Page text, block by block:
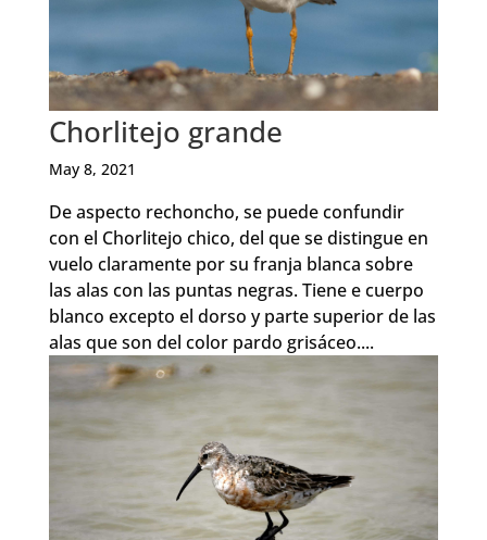
Chorlitejo grande
May 8, 2021
De aspecto rechoncho, se puede confundir
con el Chorlitejo chico, del que se distingue en
vuelo claramente por su franja blanca sobre
las alas con las puntas negras. Tiene e cuerpo
blanco excepto el dorso y parte superior de las
alas que son del color pardo grisáceo....